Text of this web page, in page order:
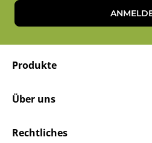
Produkte
Über uns
Rechtliches